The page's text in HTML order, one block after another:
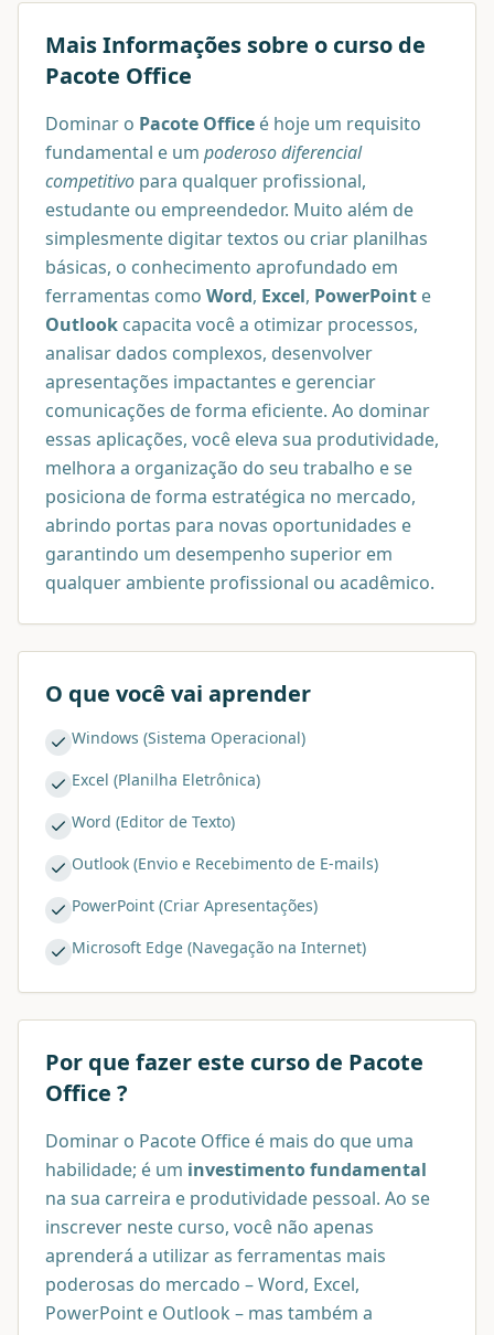
Mais Informações sobre o curso de
Pacote Office
Dominar o Pacote Office é hoje um requisito
fundamental e um poderoso diferencial
competitivo para qualquer profissional,
estudante ou empreendedor. Muito além de
simplesmente digitar textos ou criar planilhas
básicas, o conhecimento aprofundado em
ferramentas como Word, Excel, PowerPoint e
Outlook capacita você a otimizar processos,
analisar dados complexos, desenvolver
apresentações impactantes e gerenciar
comunicações de forma eficiente. Ao dominar
essas aplicações, você eleva sua produtividade,
melhora a organização do seu trabalho e se
posiciona de forma estratégica no mercado,
abrindo portas para novas oportunidades e
garantindo um desempenho superior em
qualquer ambiente profissional ou acadêmico.
O que você vai aprender
Windows (Sistema Operacional)
Excel (Planilha Eletrônica)
Word (Editor de Texto)
Outlook (Envio e Recebimento de E-mails)
PowerPoint (Criar Apresentações)
Microsoft Edge (Navegação na Internet)
Por que fazer este curso de Pacote
Office ?
Dominar o Pacote Office é mais do que uma
habilidade; é um investimento fundamental
na sua carreira e produtividade pessoal. Ao se
inscrever neste curso, você não apenas
aprenderá a utilizar as ferramentas mais
poderosas do mercado – Word, Excel,
PowerPoint e Outlook – mas também a